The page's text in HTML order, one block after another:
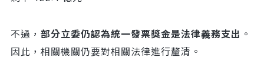
不過， 部分立委仍認為統一發票獎金是法律義務支出 。
因此，相關機關仍要對相關法律進行釐清。